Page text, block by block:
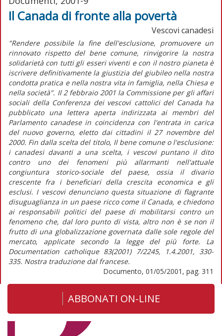
Il Canada di fronte alla povertà
Vescovi canadesi
"Rendere possibile la fine dell'esclusione, promuovere un
rinnovato rispetto del bene comune, rinvigorire la nostra
solidarietà con tutti gli esseri viventi e con il nostro pianeta è
iscrivere definitivamente la giustizia del giubileo nella nostra
condotta pratica e nella nostra vita in famiglia, nella Chiesa e
nella società". Il 2 febbraio 2001 la Commissione per gli affari
sociali della Conferenza dei vescovi cattolici del Canada ha
pubblicato una lettera aperta indirizzata ai membri del
Parlamento canadese in coincidenza con l'entrata in carica
del nuovo governo, eletto dai cittadini il 27 novembre del
2000. Fin dalla scelta del titolo, Il bene comune o l'esclusione:
i canadesi davanti a una scelta, i vescovi puntano il dito
contro uno dei fenomeni più allarmanti nell'attuale
congiuntura storico-sociale del paese, ossia il divario
crescente fra i beneficiari della crescita economica e gli
esclusi. I vescovi denunciano questa situazione di flagrante
disuguaglianza in un paese ricco come il Canada, e chiedono
ai responsabili politici del paese di mobilitarsi contro un
fenomeno che, dal loro punto di vista, altro non è se non il
frutto di una globalizzazione governata dalle sole regole del
mercato, applicate secondo la legge del più forte. La
Documentation catholique 83(2001) 7/2245, 1.4.2001, 330-
335. Nostra traduzione dal francese.
Documento, 01/05/2001, pag. 311
ABBONATI ON-LINE